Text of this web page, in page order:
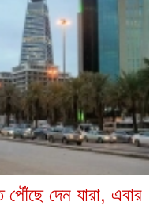
পৌঁছে দেন যারা, এবার